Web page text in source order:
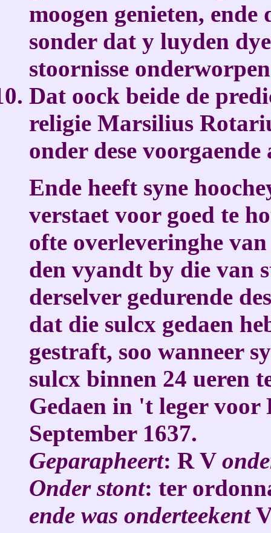
moogen genieten,
sonder dat y luyden
stoornisse
Dat oock beide de
religie Marsilius
onder dese
Ende heeft syne
verstaet voor goed te
ofte overleveringhe
den vyandt by die van
derselver gedurende
dat die sulcx gedaen
gestraft, soo wanneer
sulcx binnen 24 ueren
Gedaen in 't leger voor
September 1637.
Geparapheert: R V
Onder stont: ter
ende was onderteekent